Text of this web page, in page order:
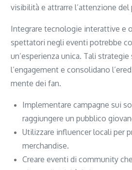
visibilità e attrarre l’attenzione del
Integrare tecnologie interattive e
spettatori negli eventi potrebbe
un’esperienza unica. Tali
l’engagement e consolidano
mente dei fan.
Implementare campagne sui
raggiungere un pubblico
Utilizzare influencer locali per
merchandise.
Creare eventi di community